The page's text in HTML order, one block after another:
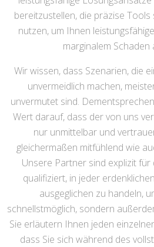
bereitzustellen, die präzise
nutzen, um Ihnen
marginalem Schaden
Wir wissen, dass Szenarien, die
unvermeidlich machen,
unvermutet sind.
Wert darauf, dass der von uns
nur unmittelbar und
gleichermaßen mitfühlend wie
Unsere Partner sind explizit
qualifiziert, in jeder
ausgeglichen zu handeln,
schnellstmöglich, sondern
Sie erläutern Ihnen jeden
dass Sie sich während des